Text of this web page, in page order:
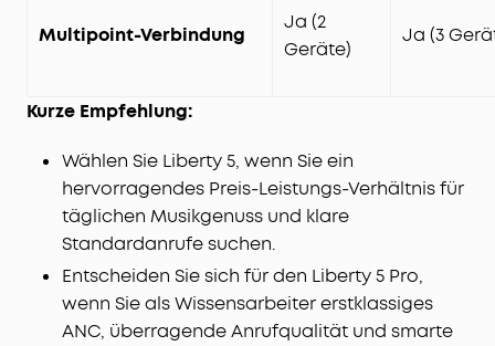
Multipoint-Verbindung
Ja (2
Geräte)
Ja (3
Kurze Empfehlung:
Wählen Sie Liberty 5, wenn Sie ein
hervorragendes Preis-Leistungs-Verhältnis für
täglichen Musikgenuss und klare
Standardanrufe suchen.
Entscheiden Sie sich für den Liberty 5 Pro,
wenn Sie als Wissensarbeiter erstklassiges
ANC, überragende Anrufqualität und smarte